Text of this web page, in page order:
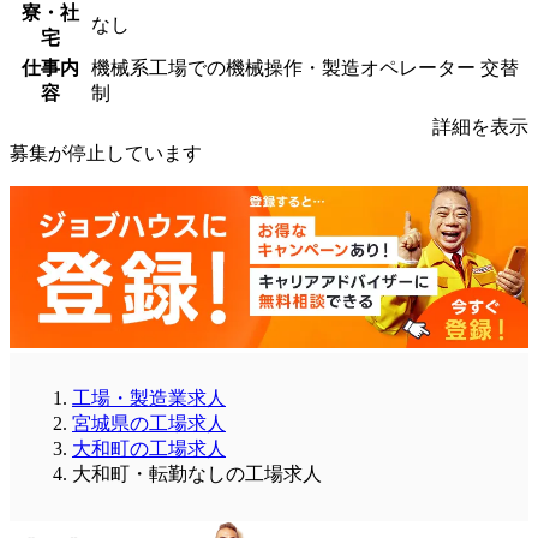
寮・社
宅
なし
仕事内
容
機械系工場での機械操作・製造オペレーター 交替
制
詳細を表示
募集が停止しています
工場・製造業求人
宮城県の工場求人
大和町の工場求人
大和町・転勤なしの工場求人